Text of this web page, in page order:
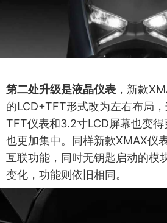
第二处升级是液晶仪表 ，新款
的LCD+TFT形式改为左右布局
TFT仪表和3.2寸LCD屏幕也变
也更加集中。同样新款XMAX仪
互联功能，同时无钥匙启动的模
变化，功能则依旧相同。